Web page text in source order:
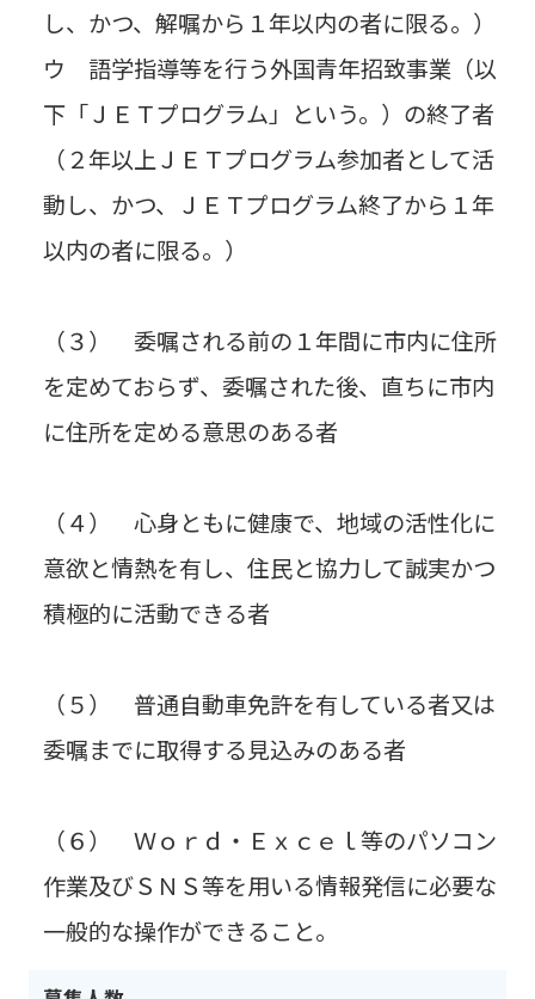
し、かつ、解嘱から１年以内の者に限る。）
ウ 語学指導等を行う外国青年招致事業（以
下「ＪＥＴプログラム」という。）の終了者
（２年以上ＪＥＴプログラム参加者として活
動し、かつ、ＪＥＴプログラム終了から１年
以内の者に限る。）
（３） 委嘱される前の１年間に市内に住所
を定めておらず、委嘱された後、直ちに市内
に住所を定める意思のある者
（４） 心身ともに健康で、地域の活性化に
意欲と情熱を有し、住民と協力して誠実かつ
積極的に活動できる者
（５） 普通自動車免許を有している者又は
委嘱までに取得する見込みのある者
（６） Ｗｏｒｄ・Ｅｘｃｅｌ等のパソコン
作業及びＳＮＳ等を用いる情報発信に必要な
一般的な操作ができること。